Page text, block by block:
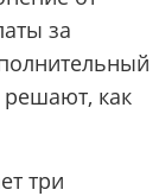
за
решают, как
три